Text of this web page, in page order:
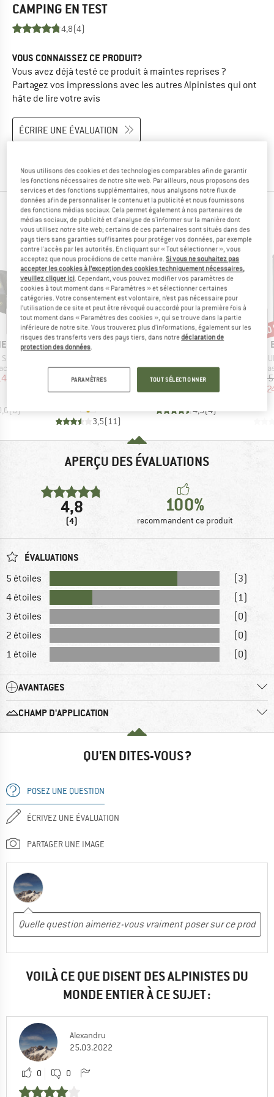
CAMPING EN TEST
4,8(4)
VOUS CONNAISSEZ CE PRODUIT?
Vous avez déjà testé ce produit à maintes reprises ?
Partagez vos impressions avec les autres Alpinistes qui ont
hâte de lire votre avis
ÉCRIRE UNE ÉVALUATION
LES ALPINISTES AYANT VU CET ARTICLE ONT
ÉGALEMENT REGARDÉ
réduit
€
(0)
MARQUE
THERM-A-REST
Product group
Matelas de camping
Prix
264,95 € Prix réduit
à partir de
211,96 €
3,5( 11)
Remise
-20 %
MARQUE
HEBER PEAK
Product group
Matelas de camping
Prix
39,95 €Prix réduit
26,77 €
4,5(4)
Remise
-33 % -
APERÇU DES ÉVALUATIONS
4,8
(4)
100%
recommandent ce produit
ÉVALUATIONS
5 étoiles
(3)
4 étoiles
(1)
3 étoiles
(0)
2 étoiles
(0)
1 étoile
(0)
AVANTAGES
CHAMP D'APPLICATION
QU'EN DITES-VOUS ?
POSEZ UNE QUESTION
ÉCRIVEZ UNE ÉVALUATION
PARTAGER UNE IMAGE
VOILÀ CE QUE DISENT DES ALPINISTES DU
MONDE ENTIER À CE SUJET :
Alexandru
25.03.2022
0 0
Nous utilisons des cookies et des technologies comparables afin de garantir
les fonctions nécessaires de notre site web. Par ailleurs, nous proposons des
services et des fonctions supplémentaires, nous analysons notre flux de
données afin de personnaliser le contenu et la publicité et nous fournissons
des fonctions médias sociaux. Cela permet également à nos partenaires de
médias sociaux, de publicité et d'analyse de s'informer sur la manière dont
vous utilisez notre site web; certains de ces partenaires sont situés dans des
pays tiers sans garanties suffisantes pour protéger vos données, par exemple
contre l'accès par les autorités. En cliquant sur « Tout sélectionner », vous
acceptez que nous procédions de cette manière.Si vous ne souhaitez pas
accepter les cookies à l’exception des cookies techniquement nécessaires,
veuillez cliquer ici. Cependant, vous pouvez modifier vos paramètres de
cookies à tout moment dans « Paramètres » et sélectionner certaines
catégories. Votre consentement est volontaire, n’est pas nécessaire pour
l’utilisation de ce site et peut être révoqué ou accordé pour la première fois à
tout moment dans « Paramètres des cookies », qui se trouve dans la partie
inférieure de notre site. Vous trouverez plus d'informations, également sur les
risques des transferts vers des pays tiers, dans notredéclaration de
protection des données.
PARAMÈTRES TOUT SÉLECTIONNER